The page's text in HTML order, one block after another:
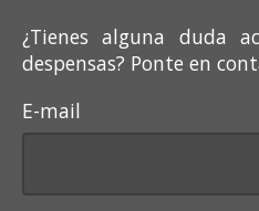
¿Tienes alguna duda
despensas? Ponte en
E-mail